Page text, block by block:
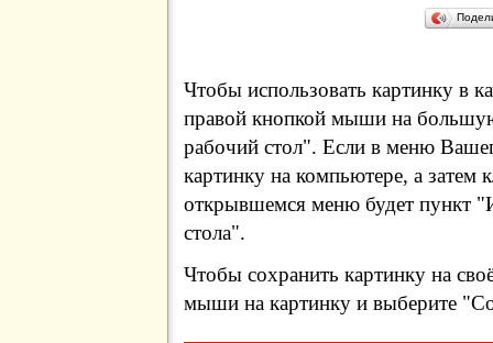
Чтобы использовать картинку в
правой кнопкой мыши на
рабочий стол". Если в меню
картинку на компьютере, а затем
открывшемся меню будет пункт
стола".
Чтобы сохранить картинку на
мыши на картинку и выберите